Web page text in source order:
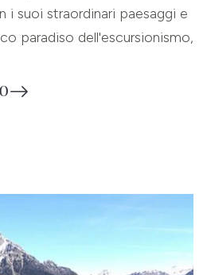
i suoi straordinari paesaggi e
paradiso dell'escursionismo,